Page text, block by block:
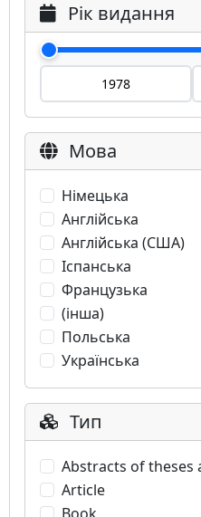
Рік видання
Мова
Німецька
Англійська
Англійська (США)
Іспанська
Французька
(інша)
Польська
Українська
Тип
Abstracts of theses
Article